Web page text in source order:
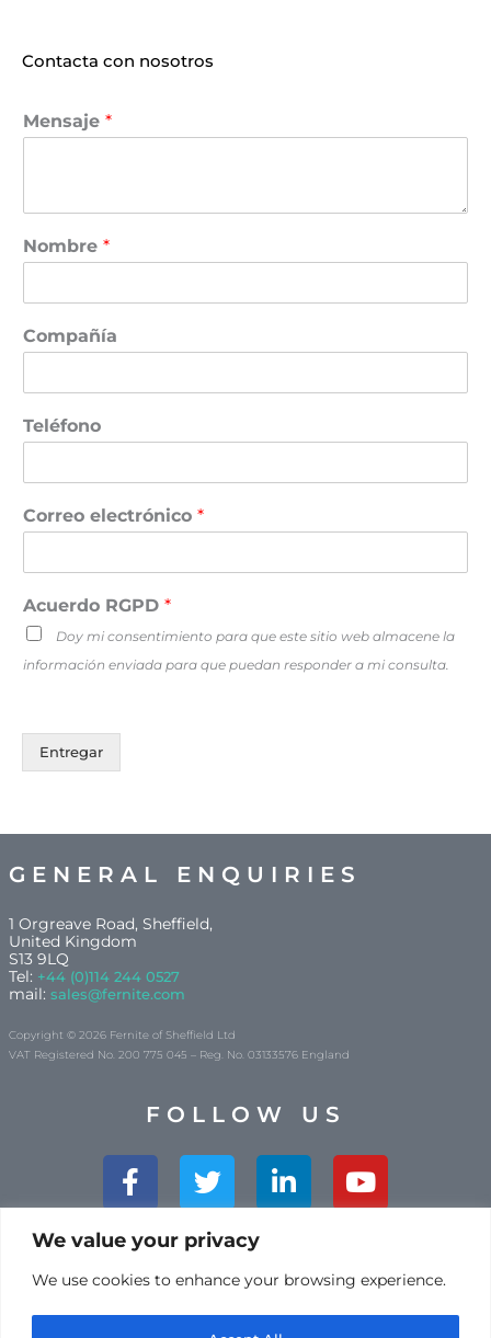
We value your privacy
We use cookies to enhance your browsing experience.
Contacta con nosotros
Mensaje *
Nombre *
Compañía
Teléfono
Correo electrónico *
Acuerdo RGPD *
Doy mi consentimiento para que este sitio web almacene la
información enviada para que puedan responder a mi consulta.
Entregar
GENERAL ENQUIRIES
1 Orgreave Road, Sheffield,
United Kingdom
S13 9LQ
Tel: +44 (0)114 244 0527
mail: sales@fernite.com
Copyright © 2026 Fernite of Sheffield Ltd
VAT Registered No. 200 775 045 – Reg. No. 03133576 England
FOLLOW US
Facebook-
f
Twitter Linkedin-
in
Youtube
ISO9001:2015 CERTIFIED